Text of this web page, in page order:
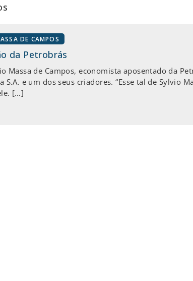
DE CAMPOS
da Petrobrás
Massa de Campos, economista aposentado da
S.A. e um dos seus criadores. “Esse tal de Sylvio
[…]